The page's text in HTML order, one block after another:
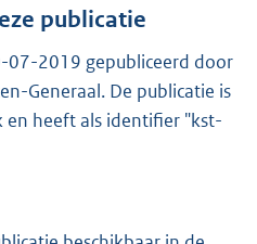
n
s
r
o
:
publicatie
07-2019 gepubliceerd door
Generaal. De publicatie is
en heeft als identifier "kst-